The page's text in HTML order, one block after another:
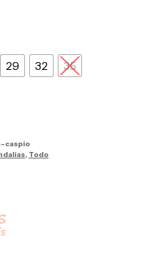
29 32 35
caspio
Todo